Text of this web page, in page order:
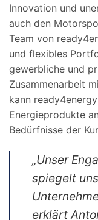
Innovation und
auch den
Team von
und flexibles
gewerbliche und
Zusammenarbeit
kann
Energieprodukte
Bedürfnisse der
„Unser
spiegelt
erklärt